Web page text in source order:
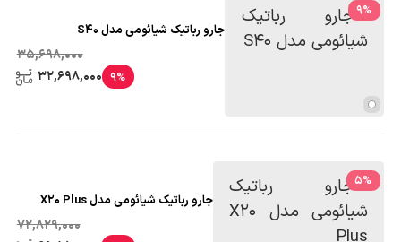
%
9
جارو رباتیک شیائومی مدل S40
35,698,000
9%
32,698,000
%
5
جارو رباتیک شیائومی مدل X20 Plus
72,829,000